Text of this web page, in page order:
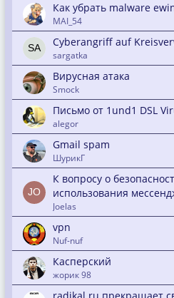
Как убрать malware
MAI_54
Cyberangriff auf
sargatka
Вирусная атака
Smock
Письмо от 1und1 DSL
alegor
Gmail spam
ШурикГ
К вопросу о
использования
Joelas
vpn
Nuf-nuf
Касперский
жорик 98